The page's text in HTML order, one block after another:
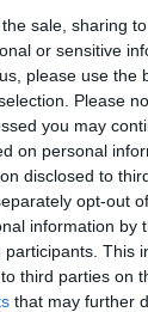
sale, sharing
or sensitive
please use the
Please
you may
on personal
disclosed to
opt-out
information by
participants. This
third parties on
that may further
de Billy
zongorista,
Billy bá'
joghurt,
határait
zenekar
tőle, de
lehet őket,
mint a
gyenge